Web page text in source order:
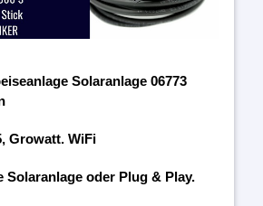
Solaranlage 06773
Growatt. WiFi
Solaranlage oder Plug & Play.